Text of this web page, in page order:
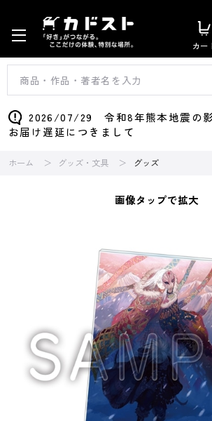
カー
2026/07/29 令和8年熊本地震の
お届け遅延につきまして
ホーム グッズ・文具 グッズ
画像タップで拡大